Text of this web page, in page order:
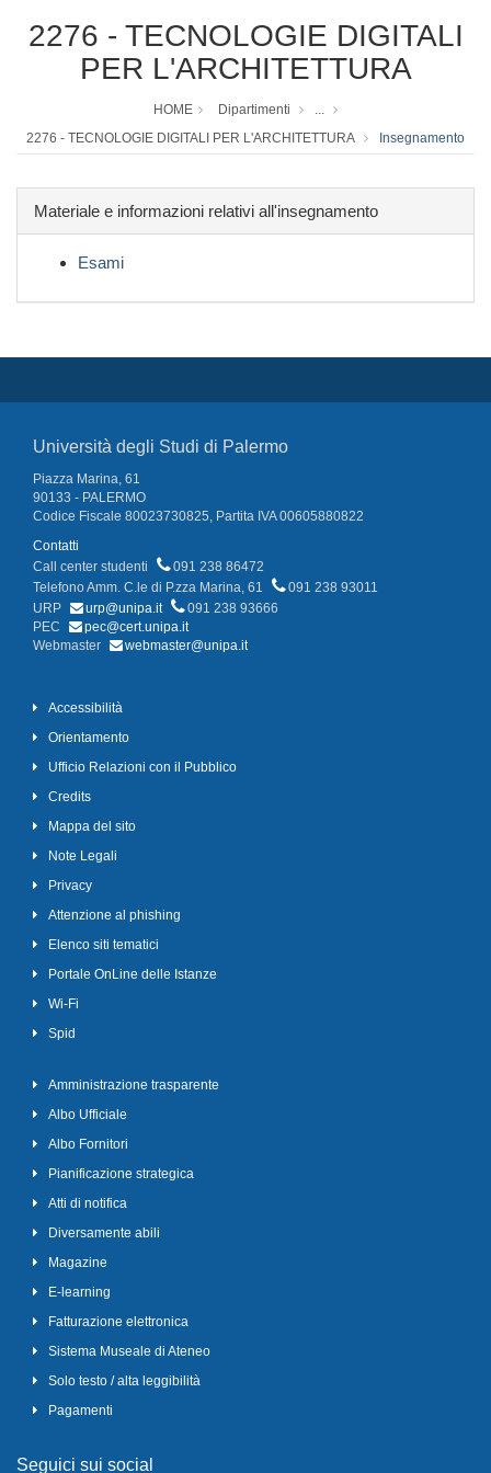
2276 - TECNOLOGIE DIGITALI
PER L'ARCHITETTURA
HOME Dipartimenti
...
2276 - TECNOLOGIE DIGITALI PER L'ARCHITETTURA
Insegnamento
Materiale e informazioni relativi all'insegnamento
Esami
Università degli Studi di Palermo
Piazza Marina, 61
90133 - PALERMO
Codice Fiscale 80023730825, Partita IVA 00605880822
Contatti
Call center studenti
091 238 86472
Telefono Amm. C.le di P.zza Marina, 61
091 238 93011
URP
urp@unipa.it
091 238 93666
PEC
pec@cert.unipa.it
Webmaster
webmaster@unipa.it
Accessibilità
Orientamento
Ufficio Relazioni con il Pubblico
Credits
Mappa del sito
Note Legali
Privacy
Attenzione al phishing
Elenco siti tematici
Portale OnLine delle Istanze
Wi-Fi
Spid
Amministrazione trasparente
Albo Ufficiale
Albo Fornitori
Pianificazione strategica
Atti di notifica
Diversamente abili
Magazine
E-learning
Fatturazione elettronica
Sistema Museale di Ateneo
Solo testo / alta leggibilità
Pagamenti
Seguici sui social